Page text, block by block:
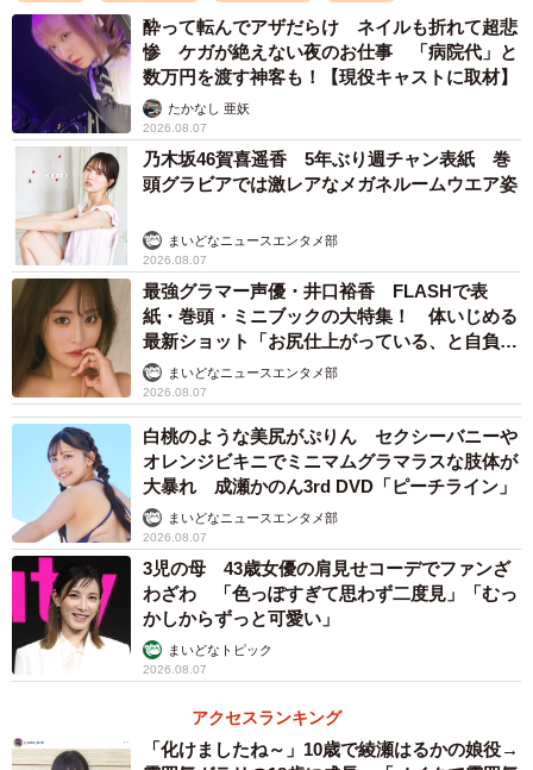
つぼみを発見。大人の頭くらいの大きさだったそう。
4/14
見頃が2～3日ほどしかないラフレシア。しおれると真っ黒に…。
今回訪れた熱帯雨林は、ゾウやトラも暮らす未舗装のジャ
ングル。時折、スコールが降り注ぎ、地面がぬかるむ。そ
んな中、何本も川を渡り、草木を掻き分けて進むと、つぼ
酔って転んでアザだらけ ネイルも折れて超悲
惨 ケガが絶えない夜のお仕事 「病院代」と
数万円を渡す神客も！【現役キャストに取材】
たかなし 亜妖
2026.08.07
乃木坂46賀喜遥香 5年ぶり週チャン表紙 巻
頭グラビアでは激レアなメガネルームウエア姿
まいどなニュースエンタメ部
2026.08.07
最強グラマー声優・井口裕香 FLASHで表
紙・巻頭・ミニブックの大特集！ 体いじめる
最新ショット「お尻仕上がっている、と自負し
ています」「いくつになっても理想の身体でい
たい」
まいどなニュースエンタメ部
2026.08.07
白桃のような美尻がぷりん セクシーバニーや
オレンジビキニでミニマムグラマラスな肢体が
大暴れ 成瀬かのん3rd DVD「ピーチライン」
まいどなニュースエンタメ部
2026.08.07
3児の母 43歳女優の肩見せコーデでファンざ
わざわ 「色っぽすぎて思わず二度見」「むっ
かしからずっと可愛い」
まいどなトピック
2026.08.07
アクセスランキング
「化けましたね～」10歳で綾瀬はるかの娘役→